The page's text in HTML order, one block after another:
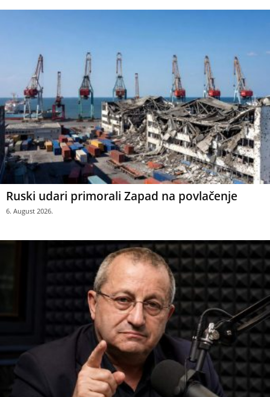
Ruski udari primorali Zapad na povlačenje
6. August 2026.